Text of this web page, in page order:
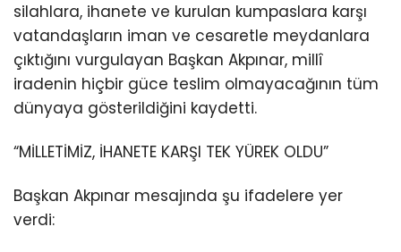
silahlara, ihanete ve kurulan kumpaslara karşı
vatandaşların iman ve cesaretle meydanlara
çıktığını vurgulayan Başkan Akpınar, millî
iradenin hiçbir güce teslim olmayacağının tüm
dünyaya gösterildiğini kaydetti.
“MİLLETİMİZ, İHANETE KARŞI TEK YÜREK OLDU”
Başkan Akpınar mesajında şu ifadelere yer
verdi: